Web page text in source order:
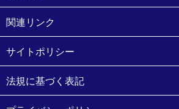
関連リンク
サイトポリシー
法規に基づく表記